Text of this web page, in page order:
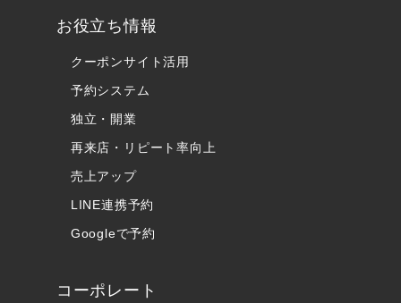
お役立ち情報
クーポンサイト活用
予約システム
独立・開業
再来店・リピート率向上
売上アップ
LINE連携予約
Googleで予約
コーポレート